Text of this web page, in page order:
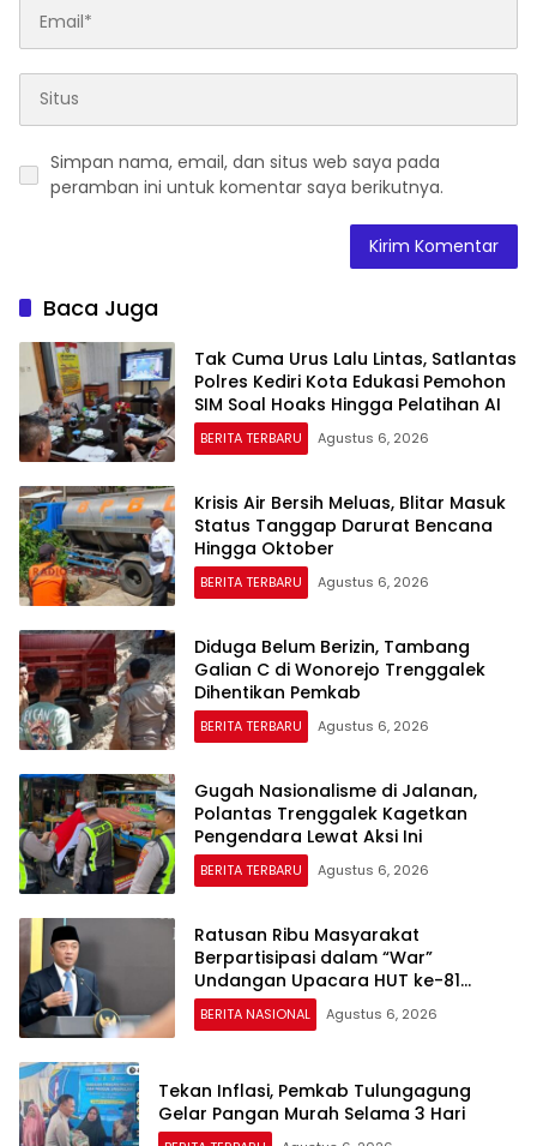
Simpan nama, email, dan situs web saya pada
peramban ini untuk komentar saya berikutnya.
Baca Juga
Tak Cuma Urus Lalu Lintas, Satlantas
Polres Kediri Kota Edukasi Pemohon
SIM Soal Hoaks Hingga Pelatihan AI
BERITA TERBARU Agustus 6, 2026
Krisis Air Bersih Meluas, Blitar Masuk
Status Tanggap Darurat Bencana
Hingga Oktober
BERITA TERBARU Agustus 6, 2026
Diduga Belum Berizin, Tambang
Galian C di Wonorejo Trenggalek
Dihentikan Pemkab
BERITA TERBARU Agustus 6, 2026
Gugah Nasionalisme di Jalanan,
Polantas Trenggalek Kagetkan
Pengendara Lewat Aksi Ini
BERITA TERBARU Agustus 6, 2026
Ratusan Ribu Masyarakat
Berpartisipasi dalam “War”
Undangan Upacara HUT ke-81
Kemerdekaan RI
BERITA NASIONAL Agustus 6, 2026
Tekan Inflasi, Pemkab Tulungagung
Gelar Pangan Murah Selama 3 Hari